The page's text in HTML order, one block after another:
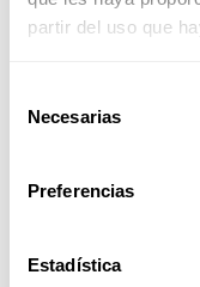
partir del uso que
Necesarias
Preferencias
Estadística
Cisco access